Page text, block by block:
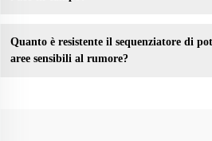
Quanto è resistente il sequenziatore di
aree sensibili al rumore?